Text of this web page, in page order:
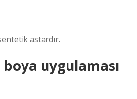
astardır.
uygulaması